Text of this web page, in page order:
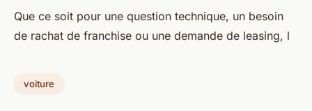
Que ce soit pour une question technique, un besoin
de rachat de franchise ou une demande de leasing, l
voiture